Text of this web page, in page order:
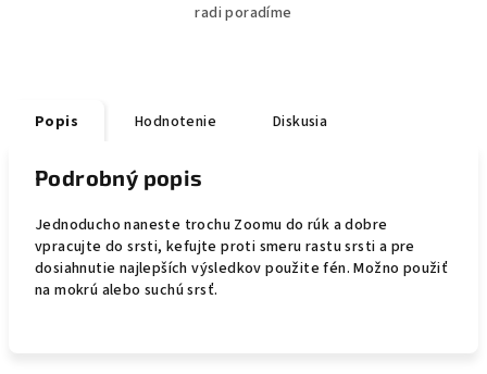
radi poradíme
Popis Hodnotenie Diskusia
Podrobný popis
Jednoducho naneste trochu Zoomu do rúk a dobre
vpracujte do srsti, kefujte proti smeru rastu srsti a pre
dosiahnutie najlepších výsledkov použite fén. Možno použiť
na mokrú alebo suchúsrsť.